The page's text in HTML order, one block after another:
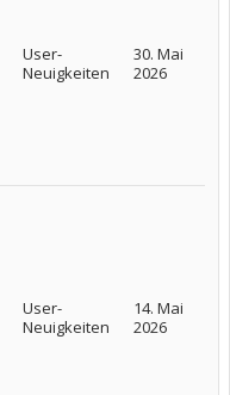
User-
Neuigkeiten
30. Mai
2026
User-
Neuigkeiten
14. Mai
2026